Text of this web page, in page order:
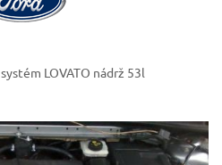
systém LOVATO nádrž 53l